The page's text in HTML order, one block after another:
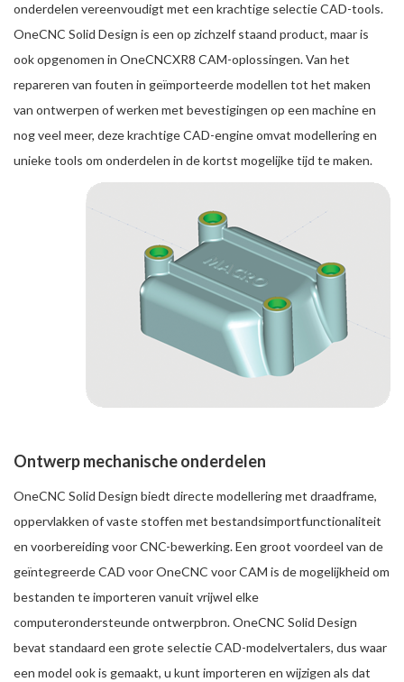
onderdelen vereenvoudigt met een krachtige selectie CAD-tools.
OneCNC Solid Design is een op zichzelf staand product, maar is
ook opgenomen in OneCNCXR8 CAM-oplossingen. Van het
repareren van fouten in geïmporteerde modellen tot het maken
van ontwerpen of werken met bevestigingen op een machine en
nog veel meer, deze krachtige CAD-engine omvat modellering en
unieke tools om onderdelen in de kortst mogelijke tijd te maken.
Ontwerp mechanische onderdelen
OneCNC Solid Design biedt directe modellering met draadframe,
oppervlakken of vaste stoffen met bestandsimportfunctionaliteit
en voorbereiding voor CNC-bewerking. Een groot voordeel van de
geïntegreerde CAD voor OneCNC voor CAM is de mogelijkheid om
bestanden te importeren vanuit vrijwel elke
computerondersteunde ontwerpbron. OneCNC Solid Design
bevat standaard een grote selectie CAD-modelvertalers, dus waar
een model ook is gemaakt, u kunt importeren en wijzigen als dat